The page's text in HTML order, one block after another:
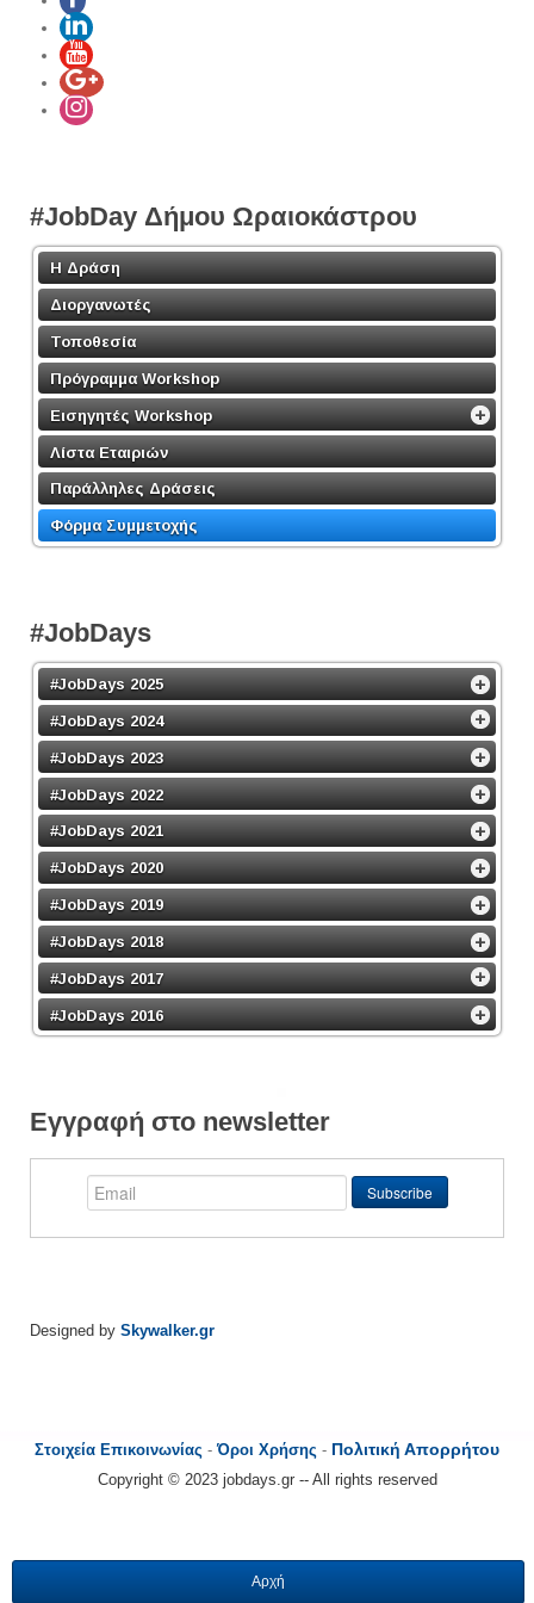
#JobDay Δήμου Ωραιοκάστρου
Η Δράση
Διοργανωτές
Τοποθεσία
Πρόγραμμα Workshop
Εισηγητές Workshop
Λίστα Εταιριών
Παράλληλες Δράσεις
Φόρμα Συμμετοχής
#JobDays
#JobDays 2025
#JobDays 2024
#JobDays 2023
#JobDays 2022
#JobDays 2021
#JobDays 2020
#JobDays 2019
#JobDays 2018
#JobDays 2017
#JobDays 2016
Εγγραφή στο newsletter
Designed by Skywalker.gr
Στοιχεία Επικοινωνίας -Όροι Χρήσης - Πολιτική Απορρήτου
Copyright © 2023 jobdays.gr -- All rights reserved
Αρχή